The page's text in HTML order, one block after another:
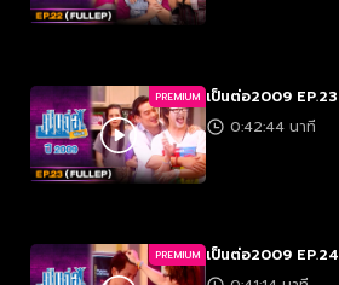
PREMIUM เป็นต่อ2009 EP.23
0:42:44 นาที
PREMIUM เป็นต่อ2009 EP.24